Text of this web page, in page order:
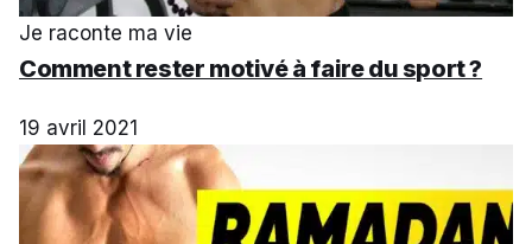
Je raconte ma vie
Comment rester motivé à faire du sport ?
19 avril 2021